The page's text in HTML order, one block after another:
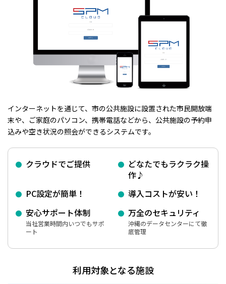
インターネットを通じて、市の公共施設に設置された市民開放端
末や、ご家庭のパソコン、携帯電話などから、公共施設の予約申
込みや空き状況の照会ができるシステムです。
クラウドでご提供
どなたでもラクラク操
作♪
PC設定が簡単！
導入コストが安い！
安心サポート体制
当社営業時間内いつでもサポ
ート
万全のセキュリティ
沖縄のデータセンターにて徹
底管理
利用対象となる施設